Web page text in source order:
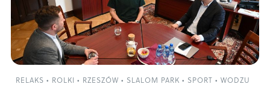
RELAKS • ROLKI • RZESZÓW • SLALOM PARK • SPORT • WODZU